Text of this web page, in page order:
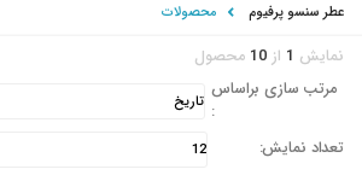
عطر سنسو پرفیوم محصولات
نمایش 1 از 10 محصول
مرتب سازی براساس
:
تعداد نمایش: